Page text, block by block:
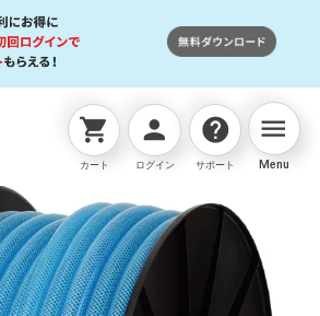
shopping_cart
カート
person
ログイン
help
サポート
menu
Menu
ホース ｸﾘｱ耐圧ﾎｰｽ15×20 050巻